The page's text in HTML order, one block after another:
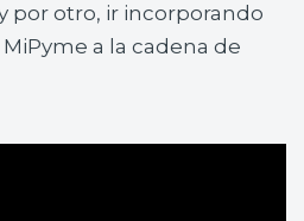
por otro, ir incorporando
a la cadena de